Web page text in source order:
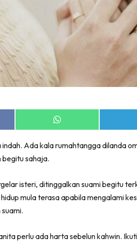
Share
on
indah. Ada kala rumahtangga dilanda
begitu sahaja.
isteri, ditinggalkan suami begitu
mula terasa apabila mengalami
perlu ada harta sebelun kahwin.